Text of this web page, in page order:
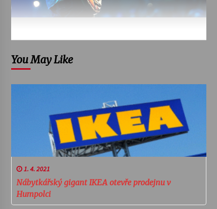
You May Like
1. 4. 2021
Nábytkářský gigant IKEA otevře prodejnu v
Humpolci